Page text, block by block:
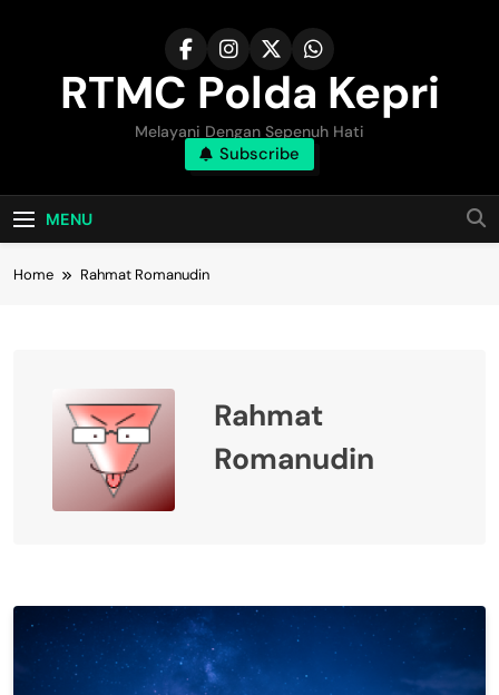
RTMC Polda Kepri
Melayani Dengan Sepenuh Hati
Subscribe
MENU
Home Rahmat Romanudin
Rahmat
Romanudin